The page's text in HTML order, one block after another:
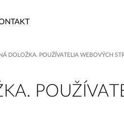
DOLOŽKA. POUŽÍVATELIA WEBOVÝCH